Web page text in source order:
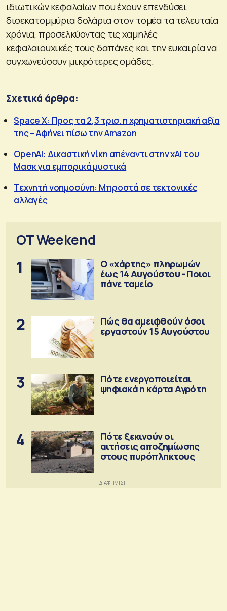
ιδιωτικών κεφαλαίων που έχουν επενδύσει
δισεκατομμύρια δολάρια στον τομέα τα τελευταία
χρόνια, προσελκύοντας τις χαμηλές
κεφαλαιουχικές τους δαπάνες και την ευκαιρία να
συγχωνεύσουν μικρότερες ομάδες.
Σχετικά άρθρα:
Space X: Προς τα 2,3 τρισ. η χρηματιστηριακή αξία
της – Αφήνει πίσω την Amazon
OpenAI: Δικαστική νίκη απέναντι στην xAI του
Μασκ για εμπορικά μυστικά
Τεχνητή νοημοσύνη: Μπροστά σε τεκτονικές
αλλαγές
OT Weekend
1
Ο «χάρτης» πληρωμών
έως 14 Αυγούστου - Ποιοι
πάνε ταμείο
2
Πώς θα αμειφθούν όσοι
εργαστούν 15 Αυγούστου
3
Πότε ενεργοποιείται
ψηφιακά η κάρτα Αγρότη
4
Πότε ξεκινούν οι
αιτήσεις αποζημίωσης
στους πυρόπληκτους